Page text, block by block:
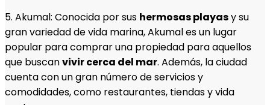
5. Akumal: Conocida por sus hermosas playasy su
gran variedad de vida marina, Akumal es un lugar
popular para comprar una propiedad para aquellos
que buscanvivir cerca del mar. Además, la ciudad
cuenta con un gran número de servicios y
comodidades, como restaurantes, tiendas y vida